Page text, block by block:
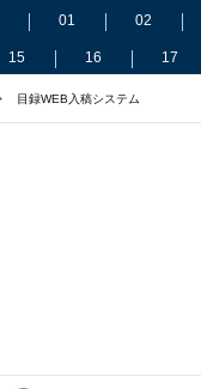
01 02
15 16 17
目録WEB入稿システム